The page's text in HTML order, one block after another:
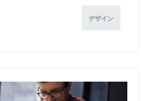
デザイン